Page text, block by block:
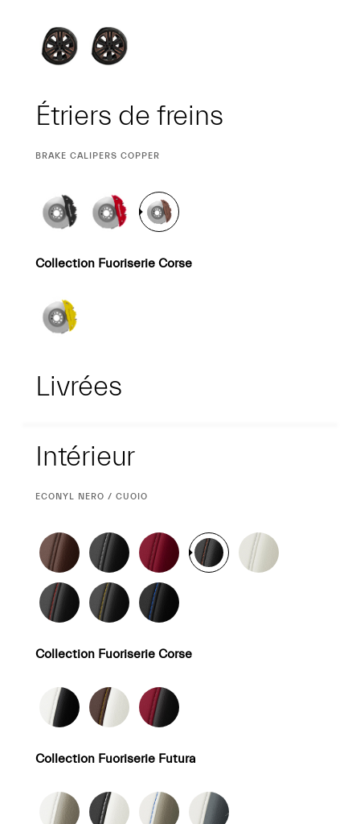
Étriers de freins
SÉLECTION
BRAKE CALIPERS COPPER
Collection Fuoriserie Corse
Livrées
Intérieur
Intérieur
SÉLECTION
ECONYL NERO / CUOIO
Collection Fuoriserie Corse
Collection Fuoriserie Futura